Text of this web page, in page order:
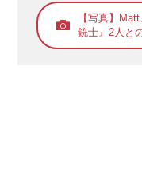
【写真】
銃士』2人と